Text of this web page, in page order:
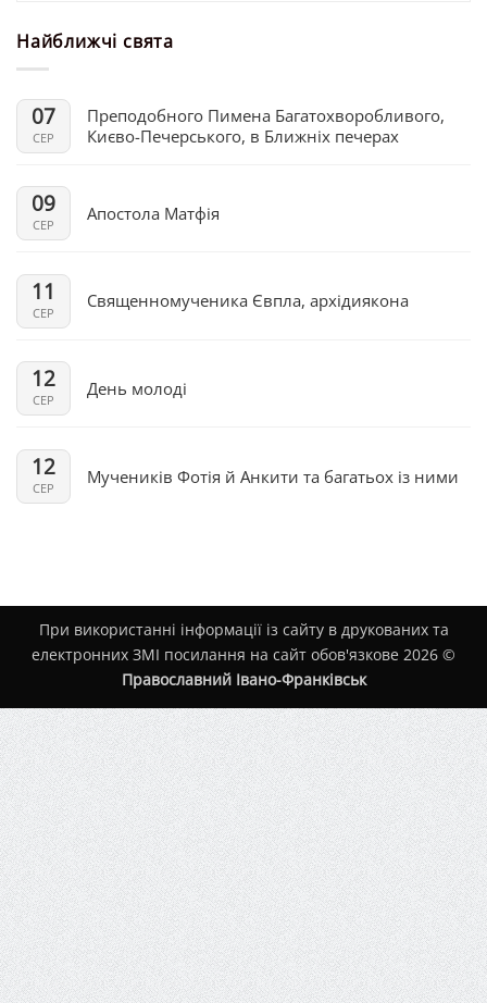
Найближчі свята
07
СЕР
Преподобного Пимена Багатохворобливого,
Києво-Печерського, в Ближніх печерах
09
СЕР
Апостола Матфія
11
СЕР
Священномученика Євпла, архідиякона
12
СЕР
День молоді
12
СЕР
Мучеників Фотія й Анкити та багатьох із ними
При використанні інформації із сайту в друкованих та
електронних ЗМІ посилання на сайт обов'язкове 2026 ©
Православний Івано-Франківськ